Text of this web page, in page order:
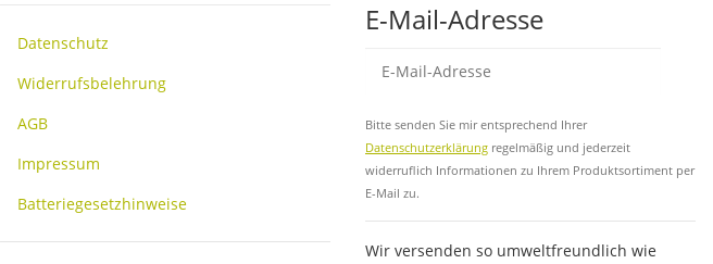
Datenschutz
Widerrufsbelehrung
AGB
Impressum
Batteriegesetzhinweise
E-Mail-Adresse
Bitte senden Sie mir entsprechend Ihrer
Datenschutzerklärung regelmäßig und jederzeit
widerruflich Informationen zu Ihrem Produktsortiment per
E-Mail zu.
Wir versenden so umweltfreundlich wie